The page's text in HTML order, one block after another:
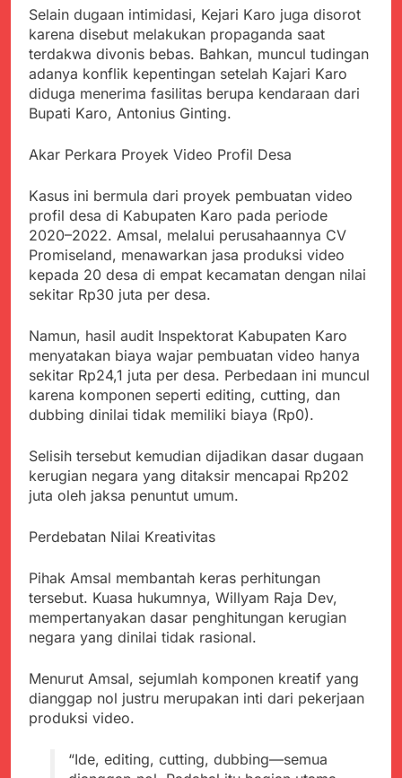
Data Ganda Capai 6
Juta, BGN Benahi Basis
Penerima Program
Makan Bergizi Gratis
Agustus 6, 2026
Zulhas Pastikan SPPG
di Wilayah 3T Tuntas
Pekan Ini, Integrasi
Data MBG Hampir
Agustus 6, 2026
Bobby Maulana Pastikan
Kawasan Kuliner Ahmad
Yani Tetap Bersih,
Perkuat Penataan
Pedagang dan
Pengelolaan Sampah
Ribuan Warga Padati
Peringatan Hari ASI
Sedunia di Cibadak,
PDIP Tegaskan ASI
adalah Investasi
Peradaban dan Upaya
Cegah Stunting
Agustus 6, 2026
Wujud Kepedulian Polri,
Kapolresta Sumenep
Koordinasikan dan
Berangkatkan Empat
Mutiara Sentosa 2 ke
Posko Pusat Tg. Perak
Surabaya
Agustus 5, 2026
SMA Negeri Nyalindung
Lakukan Pungutan
melalui Komite Sekolah,
Disorot karena Dinilai
Bertentangan dengan
Edaran Disdik Jabar
Agustus 4, 2026
Ketua Umum FSP
Maritim Indonesia
Bantah Isu Mogok
Nasional TKBM: “Belum
Agustus 3, 2026
Menjelajahi Potensi
Gotong Royong di
Desa Sukakersa
Agustus 3, 2026
Korban Tenggelam di
Perairan Giligenting
Pastikan Penanganan
Prosedur
Kapolresta Sumenep
Korban Evakuasi KM
Mutiara Sentosa 2 di
Pelabuhan Kalianget
Agustus 3, 2026
Selain dugaan intimidasi, Kejari Karo juga disorot
karena disebut melakukan propaganda saat
terdakwa divonis bebas. Bahkan, muncul tudingan
adanya konflik kepentingan setelah Kajari Karo
diduga menerima fasilitas berupa kendaraan dari
Bupati Karo, Antonius Ginting.
Akar Perkara Proyek Video Profil Desa
Kasus ini bermula dari proyek pembuatan video
profil desa di Kabupaten Karo pada periode
2020–2022. Amsal, melalui perusahaannya CV
Promiseland, menawarkan jasa produksi video
kepada 20 desa di empat kecamatan dengan nilai
sekitar Rp30 juta per desa.
Namun, hasil audit Inspektorat Kabupaten Karo
menyatakan biaya wajar pembuatan video hanya
sekitar Rp24,1 juta per desa. Perbedaan ini muncul
karena komponen seperti editing, cutting, dan
dubbing dinilai tidak memiliki biaya (Rp0).
Selisih tersebut kemudian dijadikan dasar dugaan
kerugian negara yang ditaksir mencapai Rp202
juta oleh jaksa penuntut umum.
Perdebatan Nilai Kreativitas
Pihak Amsal membantah keras perhitungan
tersebut. Kuasa hukumnya, Willyam Raja Dev,
mempertanyakan dasar penghitungan kerugian
negara yang dinilai tidak rasional.
Menurut Amsal, sejumlah komponen kreatif yang
dianggap nol justru merupakan inti dari pekerjaan
produksi video.
“Ide, editing, cutting, dubbing—semua